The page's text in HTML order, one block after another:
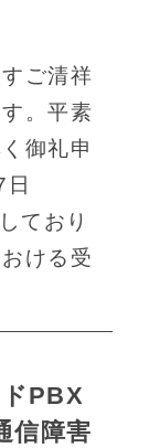
ご清祥
。平素
御礼申
ており
ける受
PBX
信障害